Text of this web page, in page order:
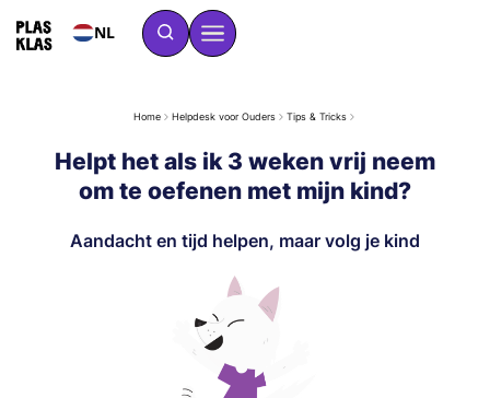
NL
Home Helpdesk voor Ouders Tips & Tricks
Helpt het als ik 3 weken vrij neem
om te oefenen met mijn kind?
Aandacht en tijd helpen, maar volg je kind